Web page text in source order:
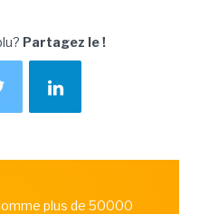
Partagez le !
plus de 50000